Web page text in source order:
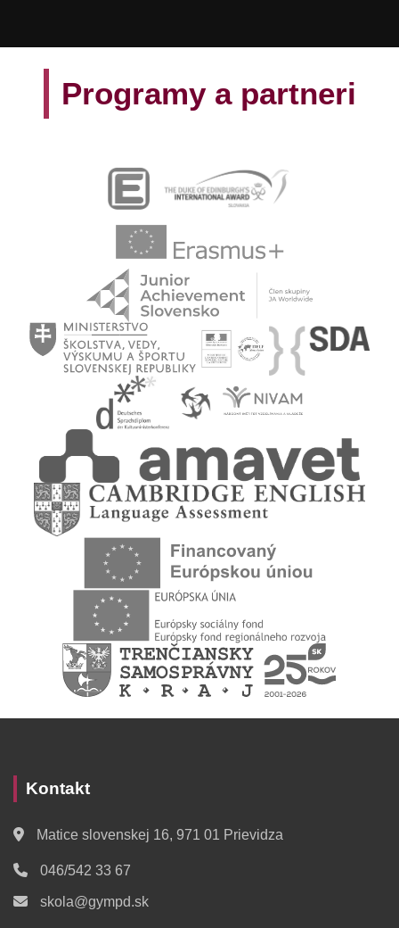
Programy a partneri
Kontakt
Matice slovenskej 16, 971 01 Prievidza
046/542 33 67
skola@gympd.sk